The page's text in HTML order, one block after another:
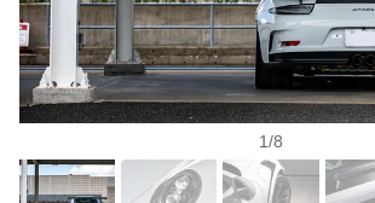
1/8